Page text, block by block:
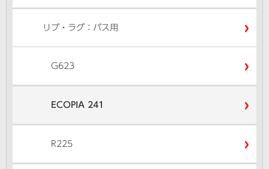
リブ・ラグ：バス用
G623
ECOPIA 241
R225